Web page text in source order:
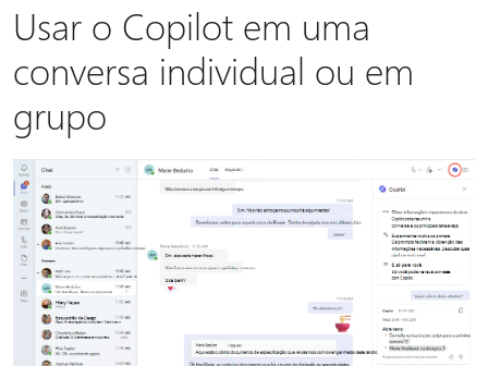
Usar o Copilot em uma
conversa individual ou em
grupo